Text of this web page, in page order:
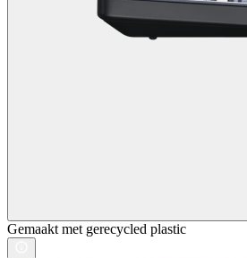
Gemaakt met gerecycled plastic